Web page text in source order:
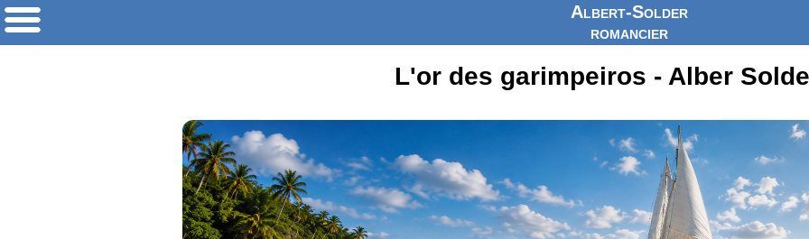
Albert-Solder
romancier
L'or des garimpeiros - Alber